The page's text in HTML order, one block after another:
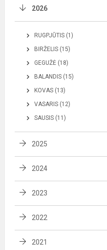
2026
RUGPJŪTIS (1)
BIRŽELIS (15)
GEGUŽĖ (18)
BALANDIS (15)
KOVAS (13)
VASARIS (12)
SAUSIS (11)
2025
2024
2023
2022
2021